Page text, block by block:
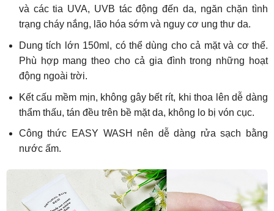
và các tia UVA, UVB tác động đến da, ngăn chặn tình
trạng cháy nắng, lão hóa sớm và nguy cơ ung thư da.
Dung tích lớn 150ml, có thể dùng cho cả mặt và cơ thể.
Phù hợp mang theo cho cả gia đình trong những hoạt
động ngoài trời.
Kết cấu mềm mịn, không gây bết rít, khi thoa lên dễ dàng
thẩm thấu, tán đều trên bề mặt da, không lo bị vón cục.
Công thức EASY WASH nên dễ dàng rửa sạch bằng
nước ấm.